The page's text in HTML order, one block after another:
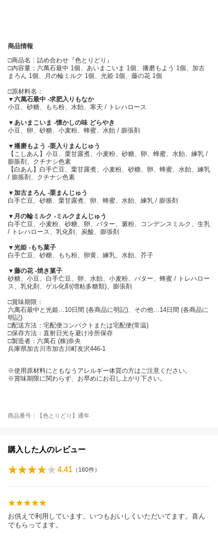
商品情報
□商品名：詰め合わせ『色とりどり』
□内容量：六萬石最中 1個、あいまこいま 1個、播磨もよう 1個、加古
まろん 1個、月の輪ミルク 1個、光姫 1個、藤の花 1個
□原材料名：
▼六萬石最中 -求肥入りもなか
小豆、砂糖、もち粉、水飴、寒天 / トレハロース
▼あいまこいま -懐かしの味 どらやき
小豆、卵、砂糖、小麦粉、蜂蜜、水飴 / 膨張剤
▼播磨もよう -栗入りまんじゅう
【こしあん】小豆、栗甘露煮、小麦粉、砂糖、卵、蜂蜜、水飴、練乳 /
膨脹剤、クチナシ色素
【白あん】白手亡豆、栗甘露煮、小麦粉、砂糖、卵、蜂蜜、水飴、練乳
/ 膨脹剤、クチナシ色素
▼加古まろん -栗まんじゅう
白手亡豆、砂糖、栗甘露煮、卵、蜂蜜、水飴、練乳 / 膨張剤
▼月の輪ミルク -ミルクまんじゅう
白手亡豆、小麦粉、砂糖、卵、バター、澱粉、コンデンスミルク、生乳
/ トレハロース、乳化剤、炭酸、膨張剤
▼光姫 -もち菓子
白手亡豆、砂糖、もち粉、卵黄、練乳、水飴、芥子
▼藤の花 -焼き菓子
砂糖、小豆、白手亡豆、卵、水飴、小麦粉、バター、蜂蜜 / トレハロー
ス、乳化剤、ゲル化剤(増粘多糖類)、膨張剤
□賞味期限：
六萬石最中と光姫…10日間 (各商品に明記)、その他…14日間 (各商品に
明記)
□配送方法：宅配便コンパクトまたは宅配便(常温)
□保存方法：直射日光を避け冷所保存
□製造者：六萬石 (株)奈央
兵庫県加古川市加古川町友沢446-1
※使用原材料にともなうアレルギー体質の方はご注意ください。
※賞味期限に関わらず、お早めにお召し上がり下さい。
商品番号：【色とりどり】通年
購入した人のレビュー
4.41 （ 160件）
お供えで利用しています。いつもおいしくいただいてます。喜ん
でもらってます。